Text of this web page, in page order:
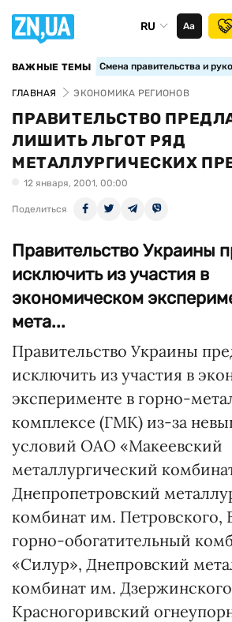
RU Аа
ВАЖНЫЕ ТЕМЫ Смена правительства и
ГЛАВНАЯ ЭКОНОМИКА РЕГИОНОВ
ПРАВИТЕЛЬСТВО
ЛИШИТЬ ЛЬГОТ РЯД
МЕТАЛЛУРГИЧЕСКИХ
12 января, 2001, 00:00
Поделиться
Правительство Украины
исключить из участия в
экономическом
мета...
Правительство Украины
исключить из участия в
эксперименте в горно-
комплексе (ГМК) из-за
условий ОАО «Макеевский
металлургический
Днепропетровский
комбинат им. Петровского,
горно-обогатительный
«Силур», Днепровский
комбинат им.
Красногоривский